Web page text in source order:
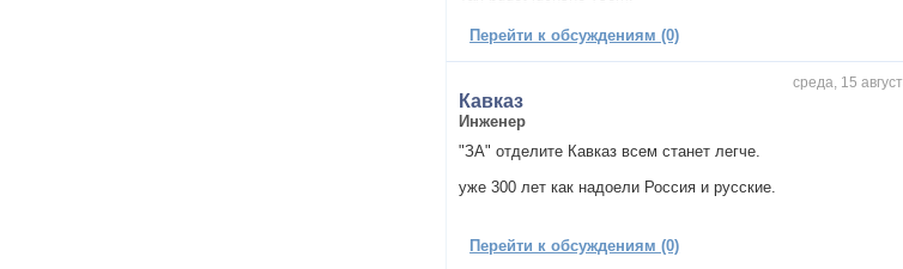
Перейти к обсуждениям (0)
среда, 15
Кавказ
Инженер
"ЗА" отделите Кавказ всем станет легче.
уже 300 лет как надоели Россия и русские.
Перейти к обсуждениям (0)